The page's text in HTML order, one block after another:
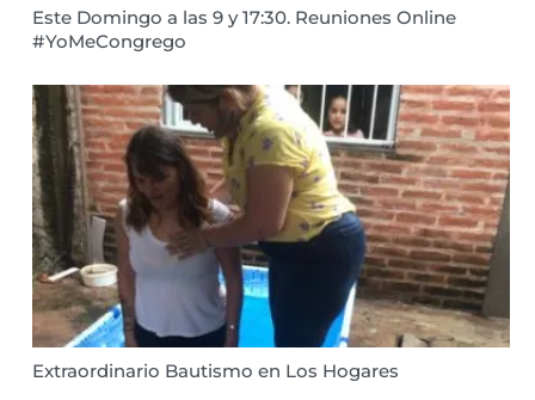
Este Domingo a las 9 y 17:30. Reuniones Online
#YoMeCongrego
Extraordinario Bautismo en Los Hogares